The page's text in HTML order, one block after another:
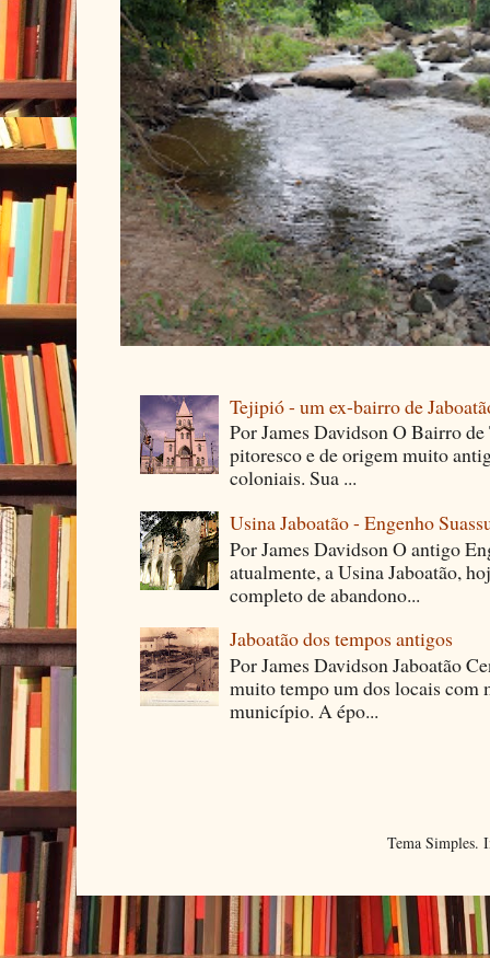
Tejipió - um ex-bairro de
Por James Davidson O Bairro
pitoresco e de origem muito
coloniais. Sua ...
Usina Jaboatão - Engenho
Por James Davidson O antigo
atualmente, a Usina Jaboatão,
completo de abandono...
Jaboatão dos tempos antigos
Por James Davidson Jaboatão
muito tempo um dos locais com
município. A épo...
Tema Simples.